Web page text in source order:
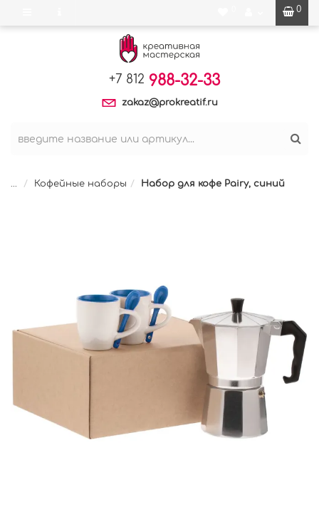
0
+7 812 988-32-33
zakaz@prokreatif.ru
... Кофейные наборы Набор для кофе Pairy, синий